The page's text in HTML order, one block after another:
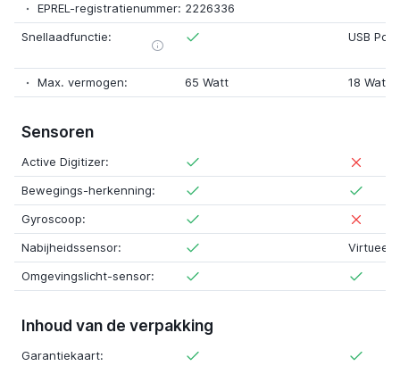
EPREL-registratienummer: 2226336
Snellaadfunctie:
USB
Max. vermogen: 65 Watt 18 Watt
Sensoren
Active Digitizer:
Bewegings-herkenning:
Gyroscoop:
Nabijheidssensor:
Virtueel
Omgevingslicht-sensor:
Inhoud van de verpakking
Garantiekaart: